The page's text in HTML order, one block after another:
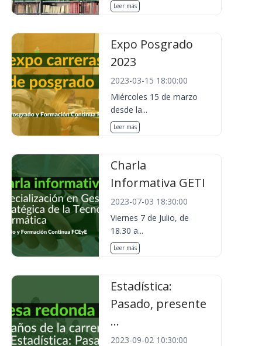
Leer más
Expo Posgrado
2023
2023-03-15 18:00:00
Miércoles 15 de marzo
desde la...
Leer más
Charla
Informativa GETI
2023-07-03 18:30:00
Viernes 7 de Julio, de
18.30 a...
Leer más
Estadística:
Pasado, presente
...
2023-09-02 10:30:00